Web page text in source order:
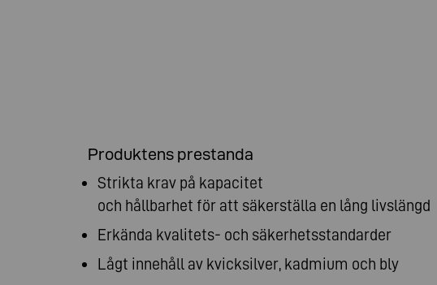
Produktens prestanda
Strikta krav på kapacitet
och hållbarhet för att säkerställa en lång livslängd
Erkända kvalitets- och säkerhetsstandarder
Lågt innehåll av kvicksilver, kadmium och bly